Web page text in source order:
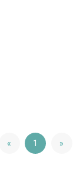
« 1 »